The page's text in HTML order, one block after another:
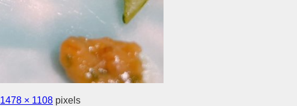
1478 × 1108 pixels